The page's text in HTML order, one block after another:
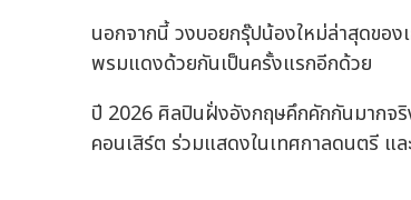
นอกจากนี้ วงบอยกรุ๊ปน้องใหม่ล่าสุดของ
พรมแดงด้วยกันเป็นครั้งแรกอีกด้วย
ปี 2026 ศิลปินฝั่งอังกฤษคึกคักกันมากจริ
คอนเสิร์ต ร่วมแสดงในเทศกาลดนตรี